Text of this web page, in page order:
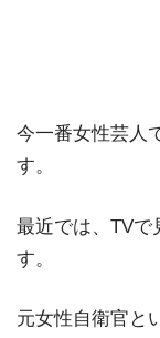
今一番女性芸人
す。
最近では、TVで
す。
元女性自衛官と